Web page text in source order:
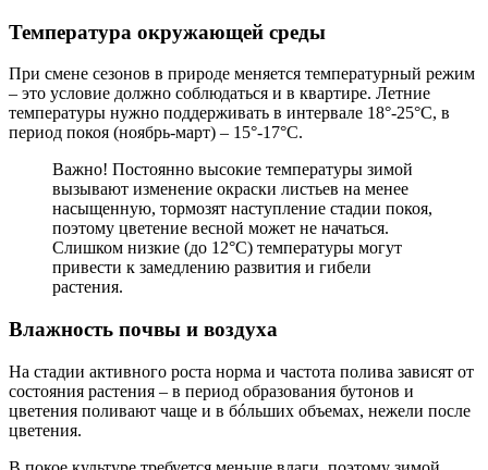
Температура окружающей среды
При смене сезонов в природе меняется температурный режим
– это условие должно соблюдаться и в квартире. Летние
температуры нужно поддерживать в интервале 18°-25°С, в
период покоя (ноябрь-март) – 15°-17°С.
Важно! Постоянно высокие температуры зимой
вызывают изменение окраски листьев на менее
насыщенную, тормозят наступление стадии покоя,
поэтому цветение весной может не начаться.
Слишком низкие (до 12°С) температуры могут
привести к замедлению развития и гибели
растения.
Влажность почвы и воздуха
На стадии активного роста норма и частота полива зависят от
состояния растения – в период образования бутонов и
цветения поливают чаще и в бóльших объемах, нежели после
цветения.